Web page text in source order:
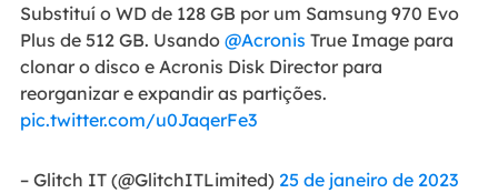
Substituí o WD de 128 GB por um Samsung 970 Evo
Plus de 512 GB. Usando @Acronis True Image para
clonar o disco e Acronis Disk Director para
reorganizar e expandir as partições.
pic.twitter.com/u0JaqerFe3
– Glitch IT (@GlitchITLimited) 25 de janeiro de 2023